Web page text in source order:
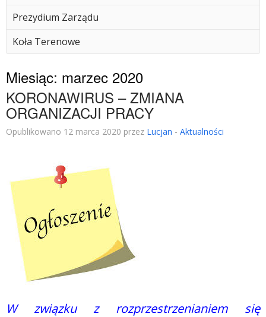
Prezydium Zarządu
Koła Terenowe
Miesiąc: marzec 2020
KORONAWIRUS – ZMIANA
ORGANIZACJI PRACY
Opublikowano 12 marca 2020 przez Lucjan - Aktualności
W związku z rozprzestrzenianiem się